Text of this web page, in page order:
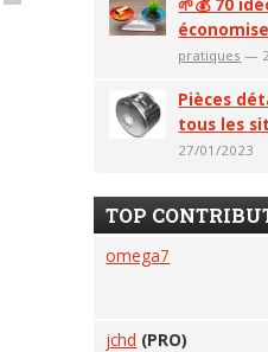
pratiques —
Pièces
tous les
27/01/2023
TOP
omega7
jchd (PRO)